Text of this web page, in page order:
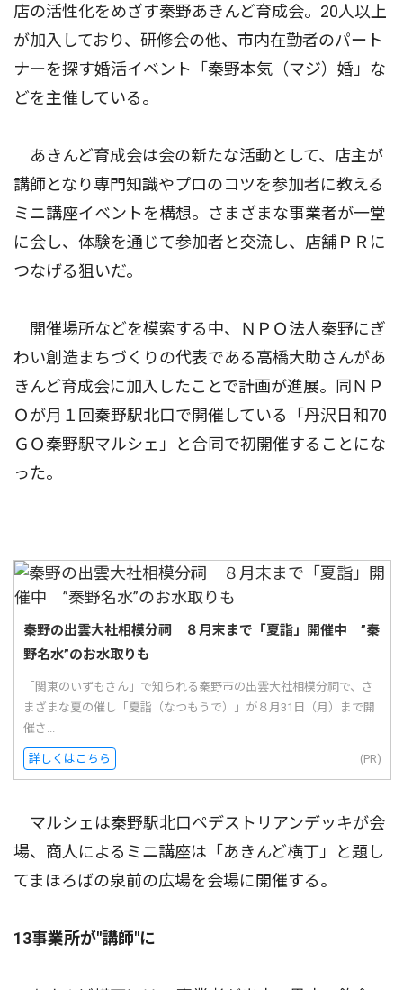
店の活性化をめざす秦野あきんど育成会。20人以上
が加入しており、研修会の他、市内在勤者のパート
ナーを探す婚活イベント「秦野本気（マジ）婚」な
どを主催している。
あきんど育成会は会の新たな活動として、店主が
講師となり専門知識やプロのコツを参加者に教える
ミニ講座イベントを構想。さまざまな事業者が一堂
に会し、体験を通じて参加者と交流し、店舗ＰＲに
つなげる狙いだ。
開催場所などを模索する中、ＮＰＯ法人秦野にぎ
わい創造まちづくりの代表である高橋大助さんがあ
きんど育成会に加入したことで計画が進展。同ＮＰ
Ｏが月１回秦野駅北口で開催している「丹沢日和70
ＧＯ秦野駅マルシェ」と合同で初開催することにな
った。
秦野の出雲大社相模分祠 ８月末まで「夏詣」開催中 ”秦
野名水”のお水取りも
「関東のいずもさん」で知られる秦野市の出雲大社相模分祠で、さ
まざまな夏の催し「夏詣（なつもうで）」が８月31日（月）まで開
催さ...
詳しくはこちら (PR)
マルシェは秦野駅北口ペデストリアンデッキが会
場、商人によるミニ講座は「あきんど横丁」と題し
てまほろばの泉前の広場を会場に開催する。
13事業所が"講師"に